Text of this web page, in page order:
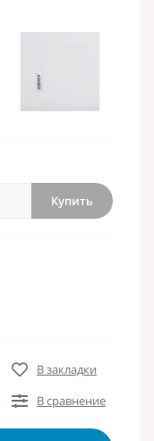
Купить
В закладки
В сравнение